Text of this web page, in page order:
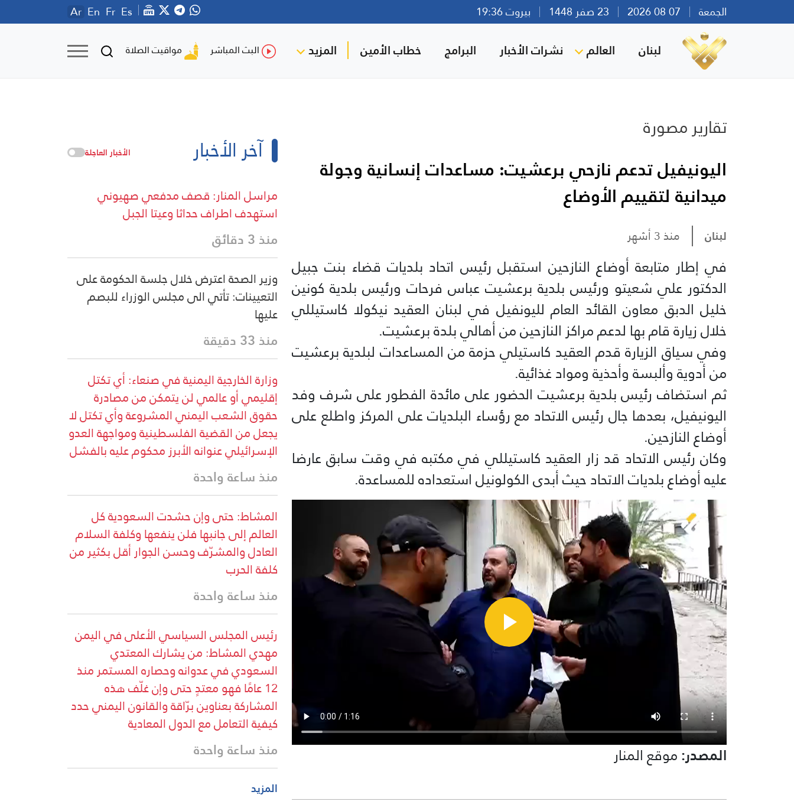
الجمعة بيروت 19:36 Ar En Fr Es
لبنان العالم نشرات الأخبار البرامج خطاب الأمين المزيد البث المباشر مواقيت الصلاة
تقارير مصورة
اليونيفيل تدعم نازحي برعشيت: مساعدات إنسانية وجولة
ميدانية لتقييم الأوضاع
لبنان منذ 3 أشهر
في إطار متابعة أوضاع النازحين استقبل رئيس اتحاد بلديات قضاء بنت جبيل
الدكتور علي شعيتو ورئيس بلدية برعشيت عباس فرحات ورئيس بلدية كونين
خليل الدبق معاون القائد العام لليونفيل في لبنان العقيد نيكولا كاستيللي
خلال زيارة قام بها لدعم مراكز النازحين من أهالي بلدة برعشيت.
وفي سياق الزيارة قدم العقيد كاستيلي حزمة من المساعدات لبلدية برعشيت
من أدوية وألبسة وأحذية ومواد غذائية.
ثم استضاف رئيس بلدية برعشيت الحضور على مائدة الفطور على شرف وفد
اليونيفيل، بعدها جال رئيس الاتحاد مع رؤساء البلديات على المركز واطلع على
أوضاع النازحين.
وكان رئيس الاتحاد قد زار العقيد كاستيللي في مكتبه في وقت سابق عارضا
عليه أوضاع بلديات الاتحاد حيث أبدى الكولونيل استعداده للمساعدة.
المصدر:موقع المنار
آخر الأخبار الأخبار العاجلة
مراسل المنار: قصف مدفعي صهيوني
استهدف اطراف حداثا وعيتا الجبل
منذ 3 دقائق
وزير الصحة اعترض خلال جلسة الحكومة على
التعيينات: تأتي الى مجلس الوزراء للبصم
عليها
منذ 33 دقيقة
وزارة الخارجية اليمنية في صنعاء: أي تكتل
إقليمي أو عالمي لن يتمكن من مصادرة
حقوق الشعب اليمني المشروعة وأي تكتل لا
يجعل من القضية الفلسطينية ومواجهة العدو
الإسرائيلي عنوانه الأبرز محكوم عليه بالفشل
منذ ساعة واحدة
المشاط: حتى وإن حشدت السعودية كل
العالم إلى جانبها فلن ينفعها وكلفة السلام
العادل والمشرّف وحسن الجوار أقل بكثير من
كلفة الحرب
منذ ساعة واحدة
رئيس المجلس السياسي الأعلى في اليمن
مهدي المشاط: من يشارك المعتدي
السعودي في عدوانه وحصاره المستمر منذ
12 عامًا فهو معتدٍ حتى وإن غلّف هذه
المشاركة بعناوين برّاقة والقانون اليمني حدد
كيفية التعامل مع الدول المعادية
منذ ساعة واحدة
المزيد